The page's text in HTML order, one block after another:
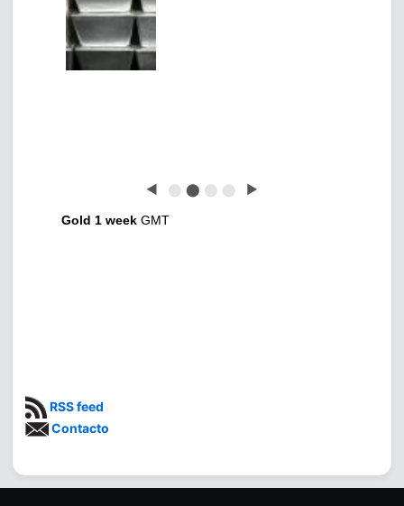
◀ ⬤ ⬤ ⬤ ⬤ ▶
Gold 1 week GMT
RSS feed
Contacto